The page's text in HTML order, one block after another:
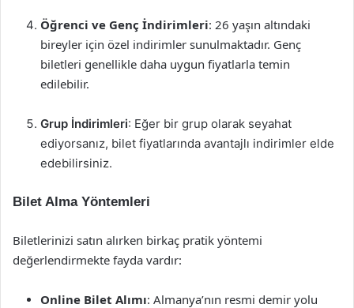
Öğrenci ve Genç İndirimleri: 26 yaşın altındaki
bireyler için özel indirimler sunulmaktadır. Genç
biletleri genellikle daha uygun fiyatlarla temin
edilebilir.
Grup İndirimleri: Eğer bir grup olarak seyahat
ediyorsanız, bilet fiyatlarında avantajlı indirimler elde
edebilirsiniz.
Bilet Alma Yöntemleri
Biletlerinizi satın alırken birkaç pratik yöntemi
değerlendirmekte fayda vardır:
Online Bilet Alımı: Almanya’nın resmi demir yolu